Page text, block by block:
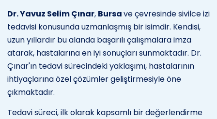
Dr. Yavuz Selim Çınar, Bursave çevresinde sivilce izi
tedavisi konusunda uzmanlaşmış bir isimdir. Kendisi,
uzun yıllardır bu alanda başarılı çalışmalara imza
atarak, hastalarına en iyi sonuçları sunmaktadır. Dr.
Çınar'ın tedavi sürecindeki yaklaşımı, hastalarının
ihtiyaçlarına özel çözümler geliştirmesiyle öne
çıkmaktadır.
Tedavi süreci, ilk olarak kapsamlı bir değerlendirme